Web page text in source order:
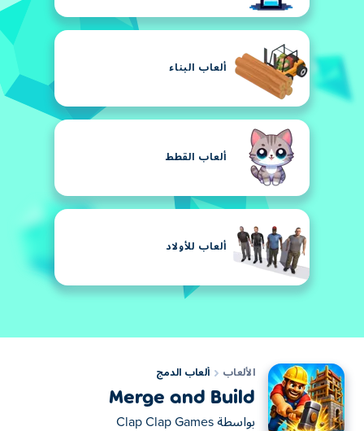
ألعاب البناء
ألعاب القطط
ألعاب للأولاد
الألعاب ألعاب الدمج
Merge and Build
بواسطة Clap Clap Games